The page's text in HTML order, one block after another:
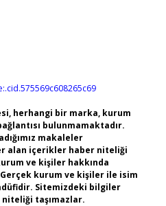
herhangi bir marka, kurum
bulunmamaktadır.
makaleler
alan içerikler haber niteliği
ve kişiler hakkında
kurum ve kişiler ile isim
Sitemizdeki bilgiler
taşımazlar.